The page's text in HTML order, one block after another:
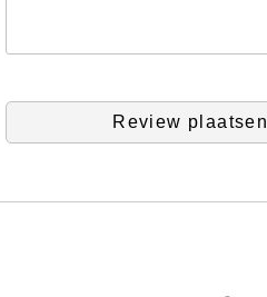
Review plaatsen